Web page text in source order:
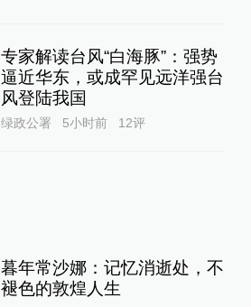
专家解读台风“白海豚”：强势
逼近华东，或成罕见远洋强台
风登陆我国
绿政公署 5小时前 12评
暮年常沙娜：记忆消逝处，不
褪色的敦煌人生